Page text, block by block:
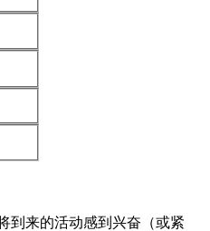
到来的活动感到兴奋（或紧